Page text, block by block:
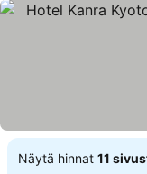
Näytä hinnat 11